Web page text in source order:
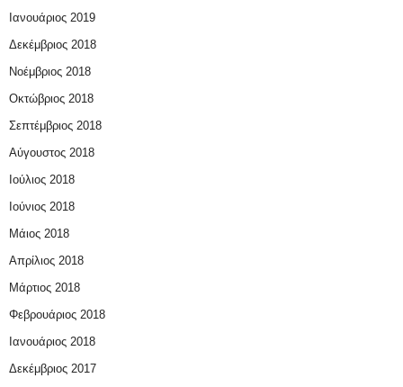
Ιανουάριος 2019
Δεκέμβριος 2018
Νοέμβριος 2018
Οκτώβριος 2018
Σεπτέμβριος 2018
Αύγουστος 2018
Ιούλιος 2018
Ιούνιος 2018
Μάιος 2018
Απρίλιος 2018
Μάρτιος 2018
Φεβρουάριος 2018
Ιανουάριος 2018
Δεκέμβριος 2017